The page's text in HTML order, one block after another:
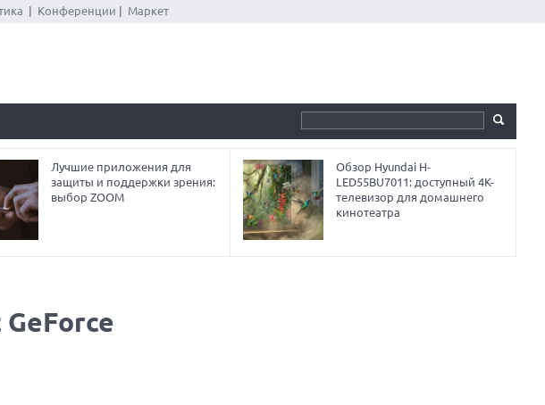
Конференции Маркет
Лучшие приложения для
защиты и поддержки зрения:
выбор ZOOM
Обзор Hyundai H-
LED55BU7011: доступный 4K-
телевизор для домашнего
кинотеатра